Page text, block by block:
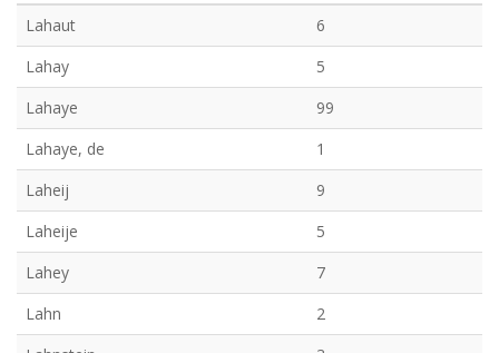
Lahaut
6
Lahay
5
Lahaye
99
Lahaye, de
1
Laheij
9
Laheije
5
Lahey
7
Lahn
2